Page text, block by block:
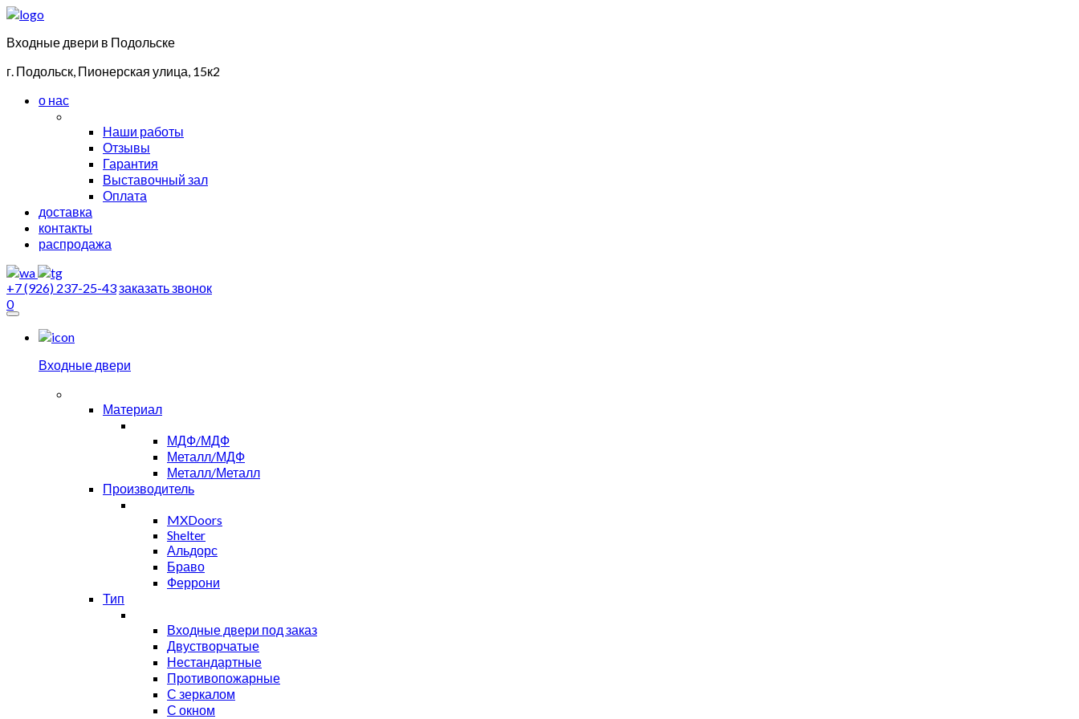
Входные двери в Подольске
г. Подольск, Пионерская улица, 15к2
о нас
Наши работы
Отзывы
Гарантия
Выставочный зал
Оплата
доставка
контакты
распродажа
+7 (926) 237-25-43заказать звонок
0
Входные двери
Материал
МДФ/МДФ
Металл/МДФ
Металл/Металл
Производитель
MXDoors
Shelter
Альдорс
Браво
Феррони
Тип
Входные двери под заказ
Двустворчатые
Нестандартные
Противопожарные
С зеркалом
С окном